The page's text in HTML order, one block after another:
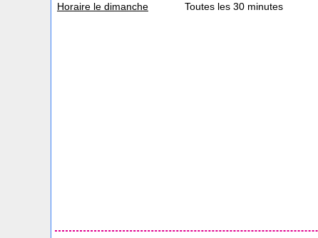
Horaire le dimanche
Toutes les 30 minutes